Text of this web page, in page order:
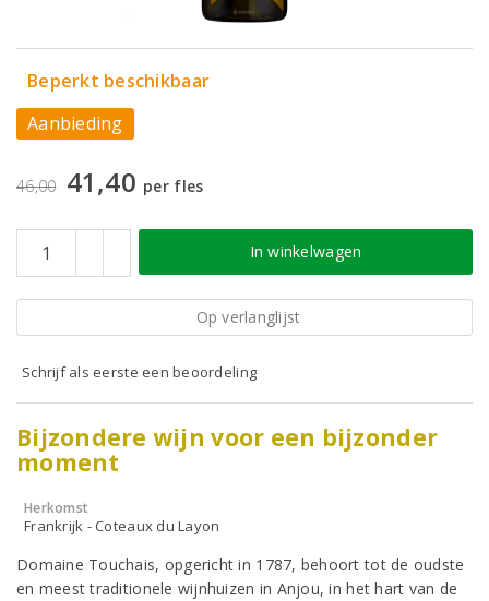
Beperkt beschikbaar
Aanbieding
46,00 41,40 per fles
In winkelwagen
Op verlanglijst
Schrijf als eerste een beoordeling
Bijzondere wijn voor een bijzonder
moment
Herkomst
Frankrijk - Coteaux du Layon
Domaine Touchais, opgericht in 1787, behoort tot de oudste
en meest traditionele wijnhuizen in Anjou, in het hart van de